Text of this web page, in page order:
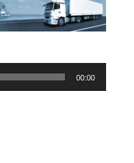
00:00